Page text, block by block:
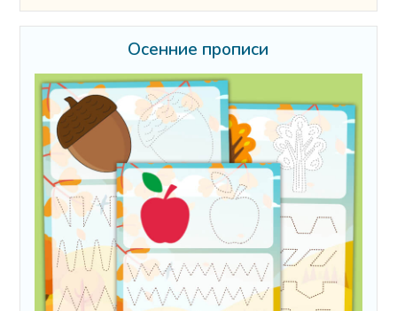
Осенние прописи